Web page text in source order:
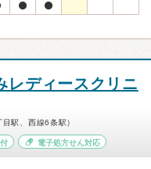
レディースクリニ
駅、西線6条駅）
電子処方せん対応